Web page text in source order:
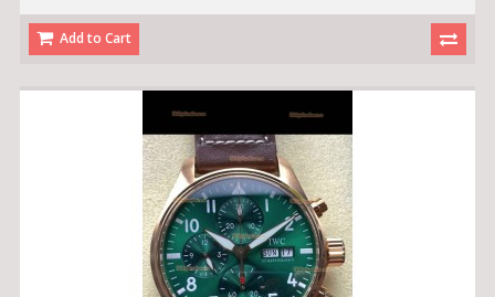
Add to Cart